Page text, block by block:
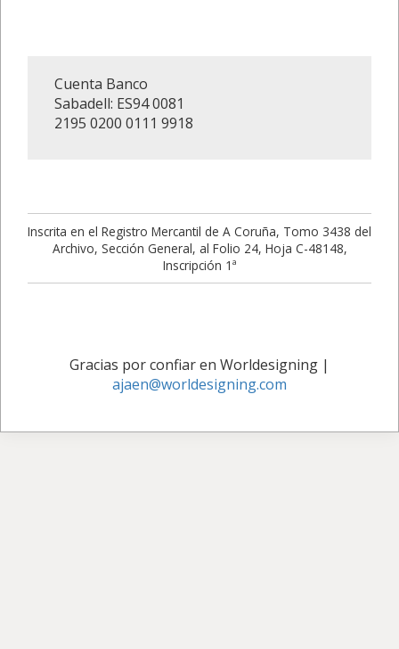
Cuenta Banco
Sabadell: ES94 0081
2195 0200 0111 9918
Inscrita en el Registro Mercantil de A Coruña, Tomo 3438 del
Archivo, Sección General, al Folio 24, Hoja C-48148,
Inscripción 1ª
Gracias por confiar en Worldesigning |
ajaen@worldesigning.com